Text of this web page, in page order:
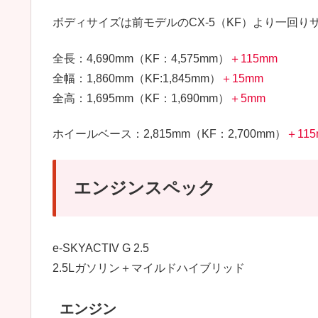
ボディサイズは前モデルのCX-5（KF）より一回り
全長：4,690mm（KF：4,575mm）
＋115mm
全幅：1,860mm（KF:1,845mm）
＋15mm
全高：1,695mm（KF：1,690mm）
＋5mm
ホイールベース：2,815mm（KF：2,700mm） ＋
エンジンスペック
e-SKYACTIV G 2.5
2.5Lガソリン＋マイルドハイブリッド
エンジン